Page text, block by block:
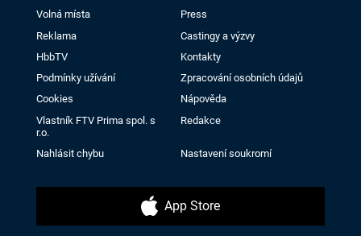
Volná místa
Press
Reklama
Castingy a výzvy
HbbTV
Kontakty
Podmínky užívání
Zpracování osobních údajů
Cookies
Nápověda
Vlastník FTV Prima spol. s
r.o.
Redakce
Nahlásit chybu Nastavení soukromí
App Store